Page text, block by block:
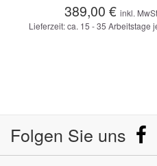
389,00 € inkl.
Lieferzeit: ca. 15 - 35 Arbeitstage
Folgen Sie uns